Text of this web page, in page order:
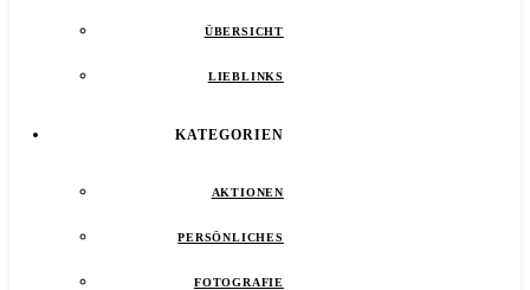
ÜBERSICHT
LIEBLINKS
KATEGORIEN
AKTIONEN
PERSÖNLICHES
FOTOGRAFIE